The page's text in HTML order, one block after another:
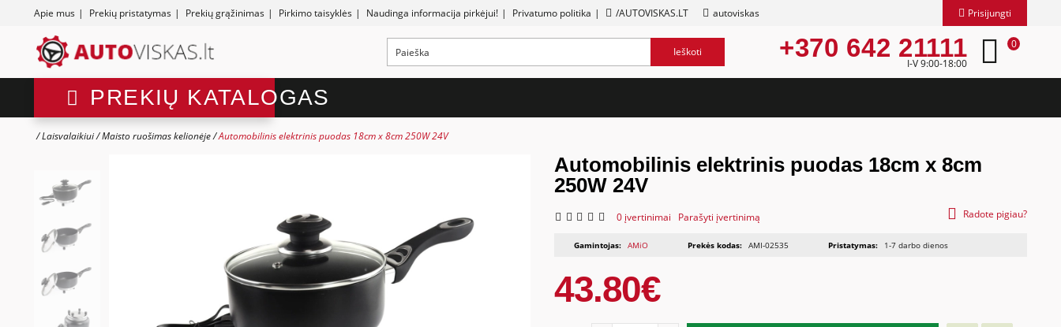
Apie mus | Prekių pristatymas | Prekių grąžinimas | Pirkimo taisyklės | Naudinga informacija pirkėjui! | Privatumo politika | /AUTOVISKAS.LT autoviskas Prisijungti
Ieškoti +370 642 21111
I-V 9:00-18:00
0
PREKIŲ KATALOGAS
Laisvalaikiui Maisto ruošimas kelionėje Automobilinis elektrinis puodas 18cm x 8cm 250W 24V
Automobilinis elektrinis puodas 18cm x 8cm
250W 24V
0 įvertinimai Parašyti įvertinimą Radote pigiau?
Gamintojas: AMiO Prekės kodas: AMI-02535 Pristatymas: 1-7 darbo dienos
43.80€